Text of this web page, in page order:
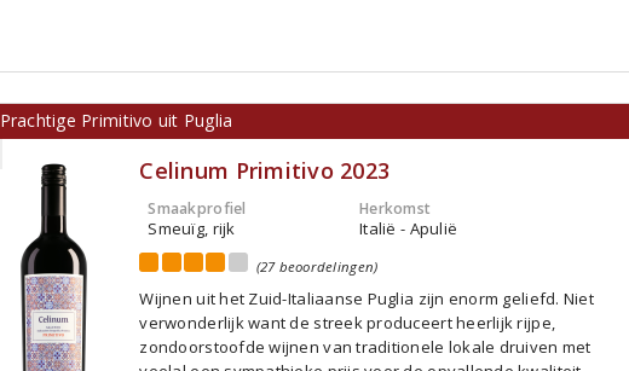
Prachtige Primitivo uit Puglia
Celinum Primitivo 2023
Smaakprofiel
Smeuïg, rijk
Herkomst
Italië - Apulië
(27 beoordelingen)
Wijnen uit het Zuid-Italiaanse Puglia zijn enorm geliefd. Niet
verwonderlijk want de streek produceert heerlijk rijpe,
zondoorstoofde wijnen van traditionele lokale druiven met